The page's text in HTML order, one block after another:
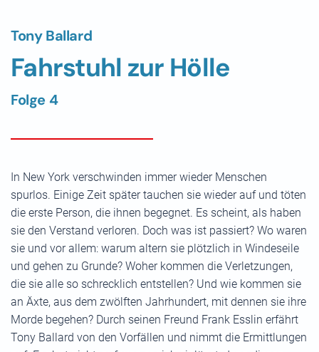
Tony Ballard
Fahrstuhl zur Hölle
Folge 4
In New York verschwinden immer wieder Menschen
spurlos. Einige Zeit später tauchen sie wieder auf und töten
die erste Person, die ihnen begegnet. Es scheint, als haben
sie den Verstand verloren. Doch was ist passiert? Wo waren
sie und vor allem: warum altern sie plötzlich in Windeseile
und gehen zu Grunde? Woher kommen die Verletzungen,
die sie alle so schrecklich entstellen? Und wie kommen sie
an Äxte, aus dem zwölften Jahrhundert, mit dennen sie ihre
Morde begehen? Durch seinen Freund Frank Esslin erfährt
Tony Ballard von den Vorfällen und nimmt die Ermittlungen